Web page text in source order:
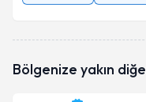
Bölgenize yakın